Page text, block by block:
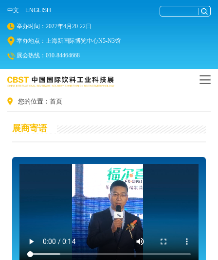
中文 ENGLISH
举办时间：2027年4月20-22日
举办地点：上海新国际博览中心N5-N3馆
展会热线：010-84464668
您的位置： 首页
展商寄语